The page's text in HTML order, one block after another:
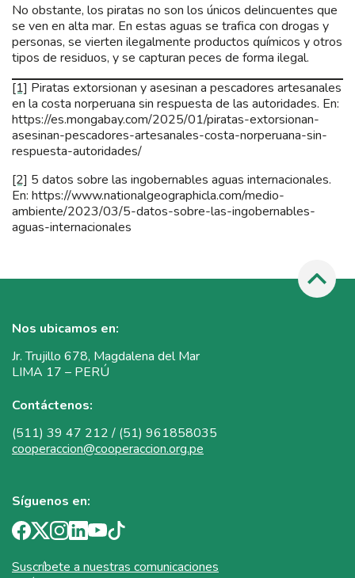
No obstante, los piratas no son los únicos delincuentes que
se ven en alta mar. En estas aguas se trafica con drogas y
personas, se vierten ilegalmente productos químicos y otros
tipos de residuos, y se capturan peces de forma ilegal.
[1] Piratas extorsionan y asesinan a pescadores artesanales
en la costa norperuana sin respuesta de las autoridades. En:
https://es.mongabay.com/2025/01/piratas-extorsionan-
asesinan-pescadores-artesanales-costa-norperuana-sin-
respuesta-autoridades/
[2] 5 datos sobre las ingobernables aguas internacionales.
En: https://www.nationalgeographicla.com/medio-
ambiente/2023/03/5-datos-sobre-las-ingobernables-
aguas-internacionales
Nos ubicamos en:
Jr. Trujillo 678, Magdalena del Mar
LIMA 17 – PERÚ
Contáctenos:
(511) 39 47 212 / (51) 961858035
cooperaccion@cooperaccion.org.pe
Síguenos en:
Suscríbete a nuestras comunicaciones